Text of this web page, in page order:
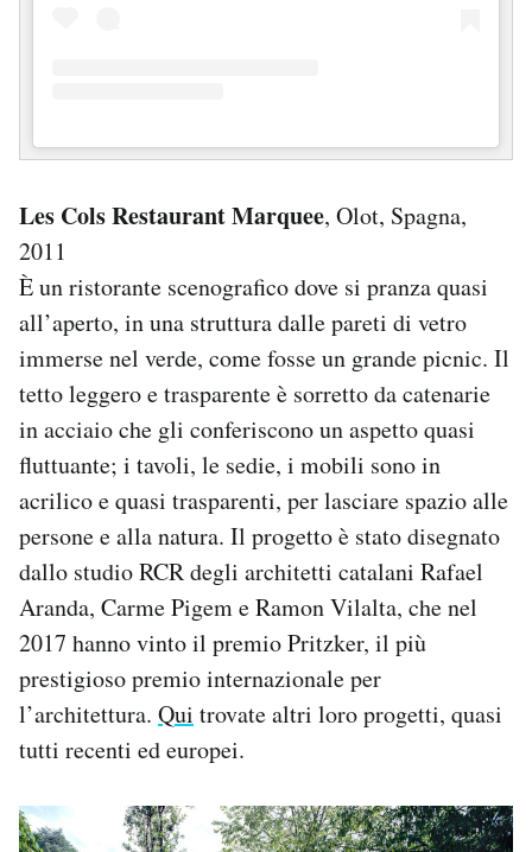
Les Cols Restaurant Marquee, Olot, Spagna,
2011
È un ristorante scenografico dove si pranza quasi
all’aperto, in una struttura dalle pareti di vetro
immerse nel verde, come fosse un grande picnic. Il
tetto leggero e trasparente è sorretto da catenarie
in acciaio che gli conferiscono un aspetto quasi
fluttuante; i tavoli, le sedie, i mobili sono in
acrilico e quasi trasparenti, per lasciare spazio alle
persone e alla natura. Il progetto è stato disegnato
dallo studio RCR degli architetti catalani Rafael
Aranda, Carme Pigem e Ramon Vilalta, che nel
2017 hanno vinto il premio Pritzker, il più
prestigioso premio internazionale per
l’architettura. Qui trovate altri loro progetti, quasi
tutti recenti ed europei.